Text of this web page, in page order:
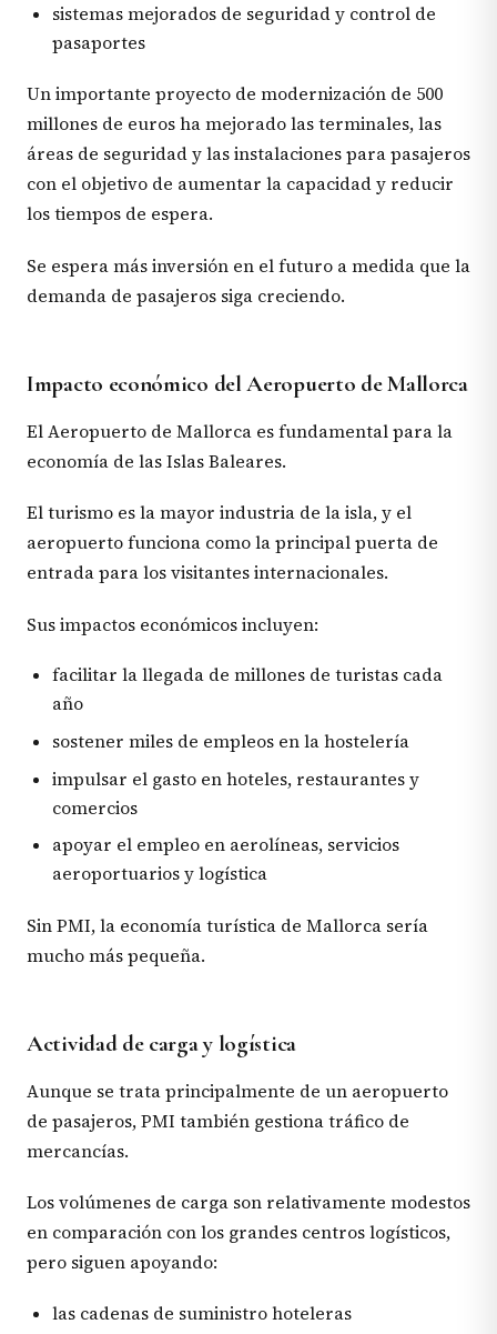
sistemas mejorados de seguridad y control de
pasaportes
Un importante proyecto de modernización de 500
millones de euros ha mejorado las terminales, las
áreas de seguridad y las instalaciones para pasajeros
con el objetivo de aumentar la capacidad y reducir
los tiempos de espera.
Se espera más inversión en el futuro a medida que la
demanda de pasajeros siga creciendo.
Impacto económico del Aeropuerto de Mallorca
El Aeropuerto de Mallorca es fundamental para la
economía de las Islas Baleares.
El turismo es la mayor industria de la isla, y el
aeropuerto funciona como la principal puerta de
entrada para los visitantes internacionales.
Sus impactos económicos incluyen:
facilitar la llegada de millones de turistas cada
año
sostener miles de empleos en la hostelería
impulsar el gasto en hoteles, restaurantes y
comercios
apoyar el empleo en aerolíneas, servicios
aeroportuarios y logística
Sin PMI, la economía turística de Mallorca sería
mucho más pequeña.
Actividad de carga y logística
Aunque se trata principalmente de un aeropuerto
de pasajeros, PMI también gestiona tráfico de
mercancías.
Los volúmenes de carga son relativamente modestos
en comparación con los grandes centros logísticos,
pero siguen apoyando:
las cadenas de suministro hoteleras